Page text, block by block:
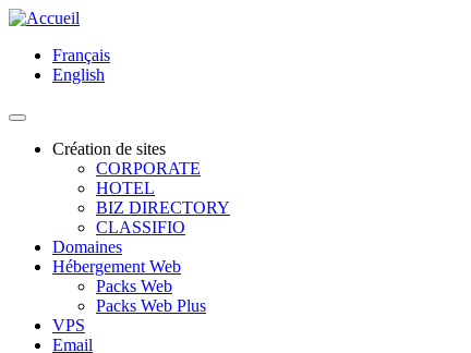
Aller
contenu
principal
Français
English
Toggle navigation
navigation
Création de sites
CORPORATE
HOTEL
BIZ DIRECTORY
CLASSIFIO
Domaines
Hébergement Web
Packs Web
Packs Web Plus
VPS
Email